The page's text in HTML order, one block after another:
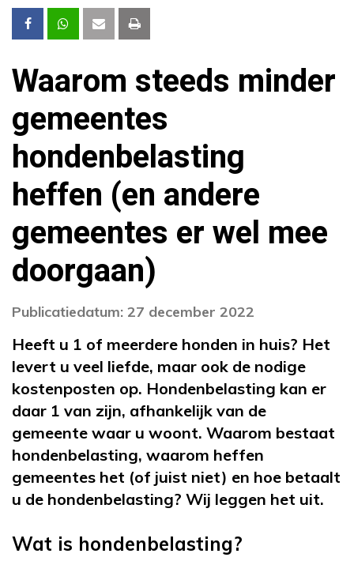
Waarom steeds minder
gemeentes
hondenbelasting
heffen (en andere
gemeentes er wel mee
doorgaan)
Publicatiedatum: 27 december 2022
Heeft u 1 of meerdere honden in huis? Het
levert u veel liefde, maar ook de nodige
kostenposten op. Hondenbelasting kan er
daar 1 van zijn, afhankelijk van de
gemeente waar u woont. Waarom bestaat
hondenbelasting, waarom heffen
gemeentes het (of juist niet) en hoe betaalt
u de hondenbelasting? Wij leggen het uit.
Wat is hondenbelasting?